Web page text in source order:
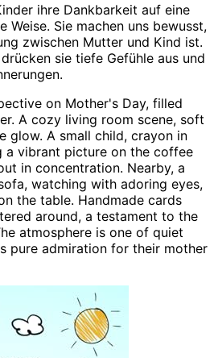
ihre Dankbarkeit auf eine
Weise. Sie machen uns bewusst,
zwischen Mutter und Kind ist.
sie tiefe Gefühle aus und